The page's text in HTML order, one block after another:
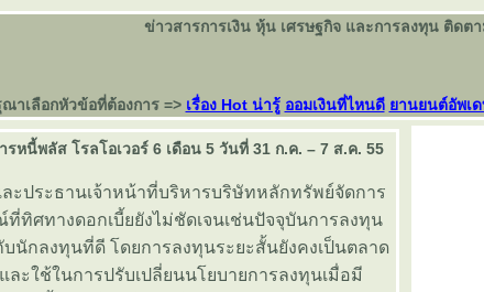
ข่าวสารการเงิน หุ้น เศรษฐกิจ และการลงทุน ติดต
ณาเลือกหัวข้อที่ต้องการ => เรื่อง Hot น่ารู้ ออมเงินที่ไหนดี านยนต์อัพเด
นี้พลัส โรลโอเวอร์ 6 เดือน 5 วันที่ 31 ก.ค. – 7 ส.ค. 55
ะประธานเจ้าหน้าที่บริหารบริษัทหลักทรัพย์จัดการ
ทิศทางดอกเบี้ยยังไม่ชัดเจนเช่นปัจจุบันการลงทุน
นักลงทุนที่ดี โดยการลงทุนระยะสั้นยังคงเป็นตลาด
ะใช้ในการปรับเปลี่ยนนโยบายการลงทุนเมื่อมี